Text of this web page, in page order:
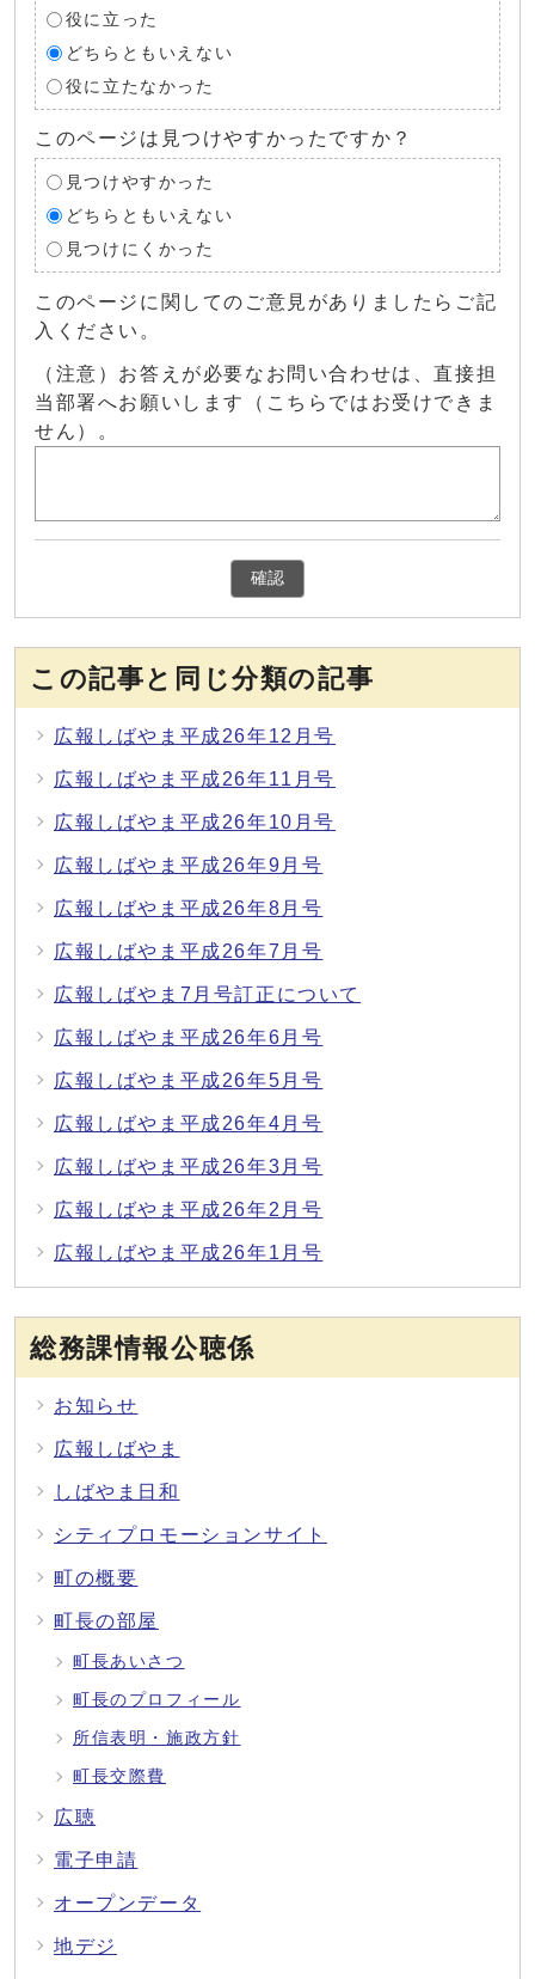
役に立った
どちらともいえない
役に立たなかった
このページは見つけやすかったですか？
見つけやすかった
どちらともいえない
見つけにくかった
このページに関してのご意見がありましたらご記
入ください。
（注意）お答えが必要なお問い合わせは、直接担
当部署へお願いします（こちらではお受けできま
せん）。
確認
この記事と同じ分類の記事
広報しばやま平成26年12月号
広報しばやま平成26年11月号
広報しばやま平成26年10月号
広報しばやま平成26年9月号
広報しばやま平成26年8月号
広報しばやま平成26年7月号
広報しばやま7月号訂正について
広報しばやま平成26年6月号
広報しばやま平成26年5月号
広報しばやま平成26年4月号
広報しばやま平成26年3月号
広報しばやま平成26年2月号
広報しばやま平成26年1月号
総務課情報公聴係
お知らせ
広報しばやま
しばやま日和
シティプロモーションサイト
町の概要
町長の部屋
町長あいさつ
町長のプロフィール
所信表明・施政方針
町長交際費
広聴
電子申請
オープンデータ
地デジ